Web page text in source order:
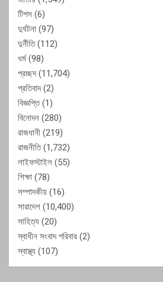
টিপস (6)
দুর্ঘটনা (97)
দুর্নীতি(112)
ধর্ম(98)
প্রচ্ছদ(11,704)
প্রতিবাদ(2)
বিজ্ঞপ্তি(1)
বিনোদন (280)
রাজধানী (219)
রাজনীতি(1,732)
লাইফস্টাইল (55)
শিক্ষা (78)
সম্পাদকীয় (16)
সারাদেশ (10,400)
সাহিত্য (20)
স্বাধীন সংবাদ পরিবার (2)
স্বাস্থ্য (107)